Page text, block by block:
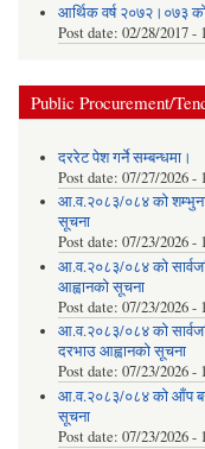
आर्थिक वर्ष २०७२।०७३
Post date: 02/28/2017 -
Public Procurement/
दररेट पेश गर्ने सम्बन्धमा।
Post date: 07/27/2026 -
आ.व.२०८३/०८४ को
सूचना
Post date: 07/23/2026 -
आ.व.२०८३/०८४ को
आह्वानको सूचना
Post date: 07/23/2026 -
आ.व.२०८३/०८४ को
दरभाउ आह्वानको सूचना
Post date: 07/23/2026 -
आ.व.२०८३/०८४ को आँप
सूचना
Post date: 07/23/2026 -